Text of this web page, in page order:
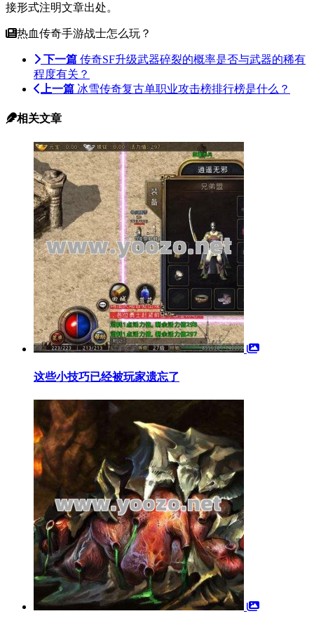
接形式注明文章出处。
热血传奇手游战士怎么玩？
下一篇 传奇SF升级武器碎裂的概率是否与武器的稀有
程度有关？
上一篇 冰雪传奇复古单职业攻击榜排行榜是什么？
相关文章
这些小技巧已经被玩家遗忘了